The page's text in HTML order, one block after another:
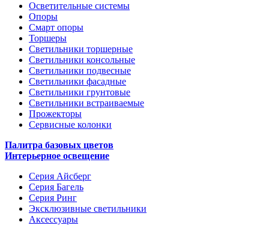
Осветительные системы
Опоры
Смарт опоры
Торшеры
Светильники торшерные
Светильники консольные
Светильники подвесные
Светильники фасадные
Светильники грунтовые
Светильники встраиваемые
Прожекторы
Сервисные колонки
Палитра базовых цветов
Интерьерное освещение
Серия Айсберг
Серия Багель
Серия Ринг
Эксклюзивные светильники
Аксессуары